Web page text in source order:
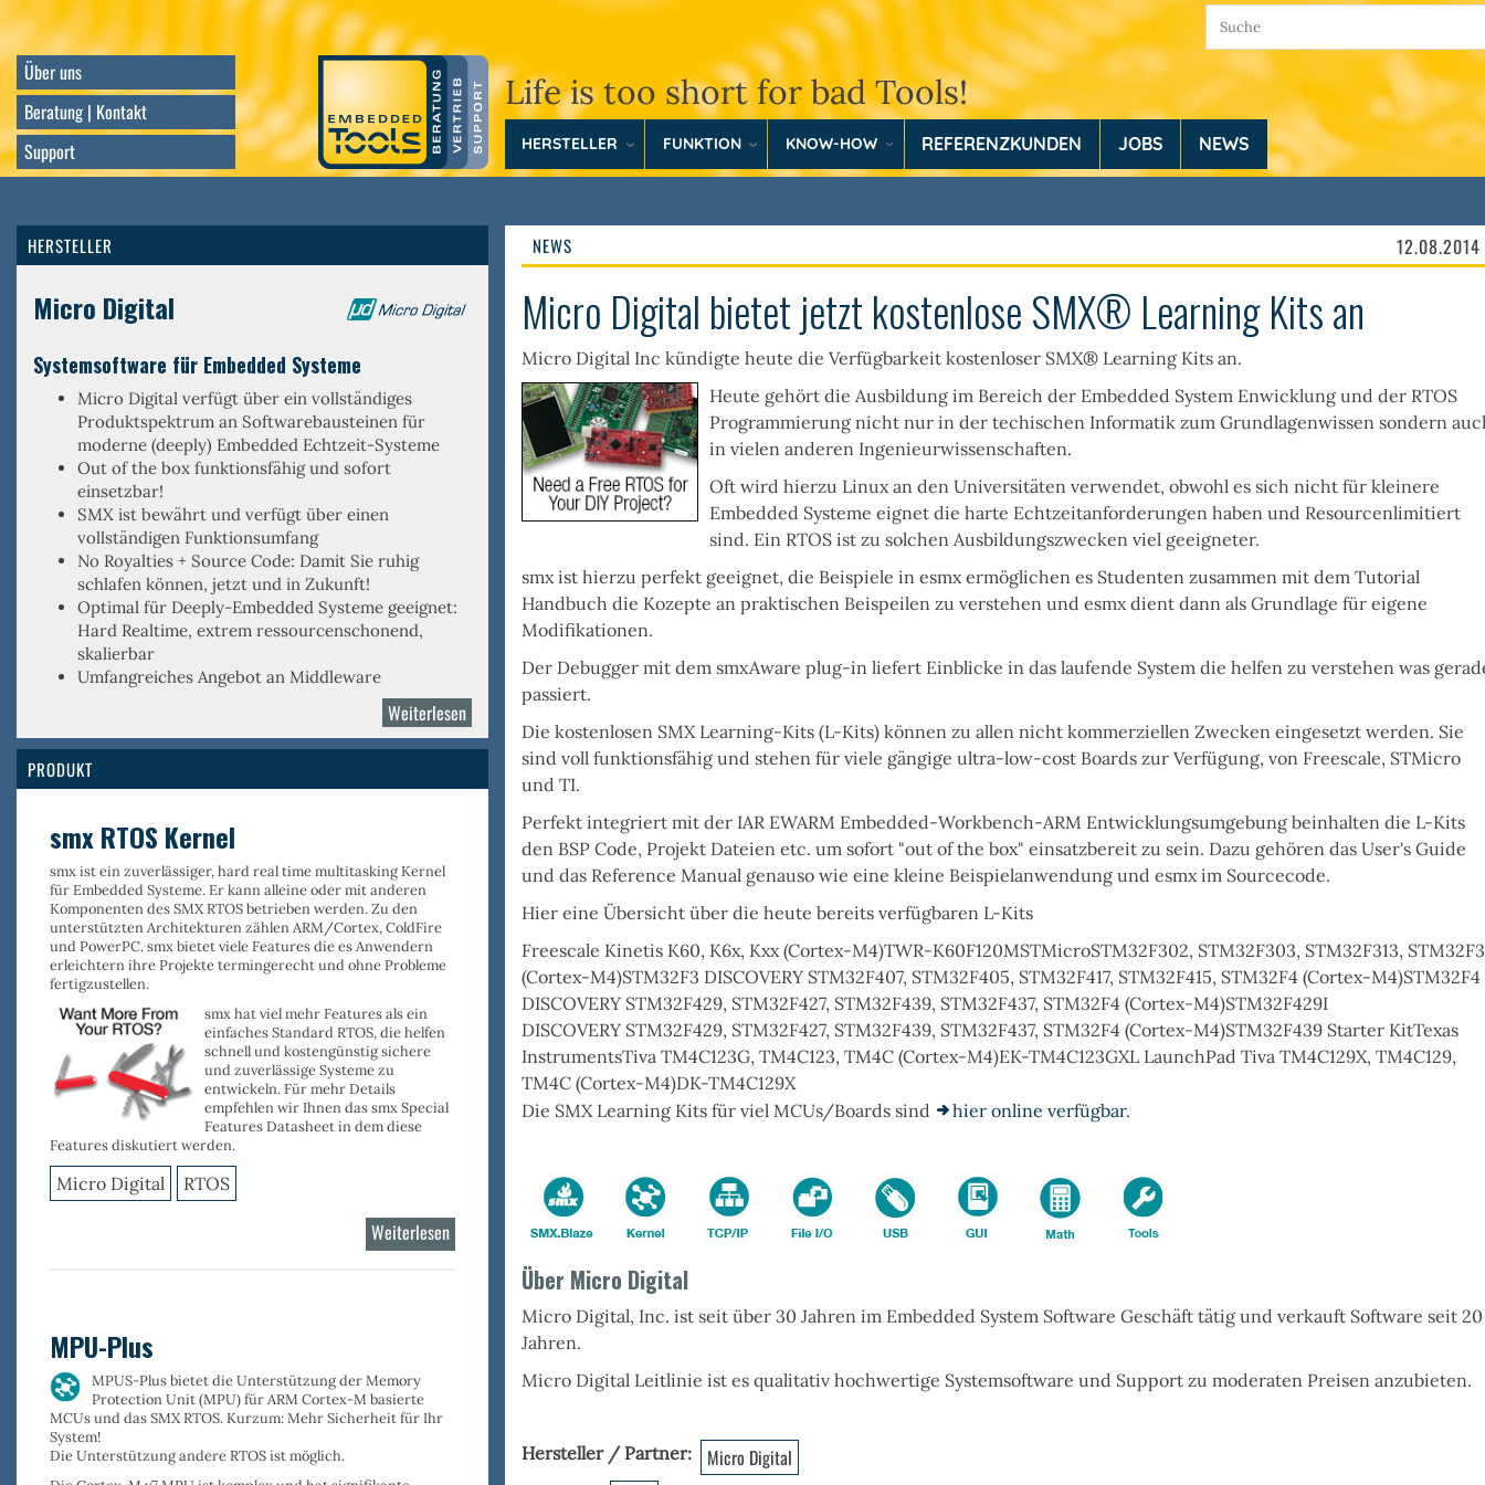
Direkt
InhaltÜber uns
Beratung | Kontakt
Support
Life is too short for bad Tools!
HERSTELLER FUNKTION KNOW-HOW REFERENZKUNDEN JOBS NEWS
HERSTELLER
Micro Digital
Systemsoftware für Embedded Systeme
Micro Digital verfügt über ein vollständiges
Produktspektrum an Softwarebausteinen für
moderne (deeply) Embedded Echtzeit-Systeme
Out of the box funktionsfähig und sofort
einsetzbar!
SMX ist bewährt und verfügt über einen
vollständigen Funktionsumfang
No Royalties + Source Code: Damit Sie ruhig
schlafen können, jetzt und in Zukunft!
Optimal für Deeply-Embedded Systeme geeignet:
Hard Realtime, extrem ressourcenschonend,
skalierbar
Umfangreiches Angebot an Middleware
Weiterlesenüber
Micro
PRODUKT
smx RTOS Kernel
smx ist ein zuverlässiger, hard real time multitasking Kernel
für Embedded Systeme. Er kann alleine oder mit anderen
Komponenten des SMX RTOS betrieben werden. Zu den
unterstützten Architekturen zählen ARM/Cortex, ColdFire
und PowerPC. smx bietet viele Features die es Anwendern
erleichtern ihre Projekte termingerecht und ohne Probleme
fertigzustellen.
smxhat viel mehr Features als ein
einfaches Standard RTOS, die helfen
schnell und kostengünstig sichere
und zuverlässige Systeme zu
entwickeln. Für mehr Details
empfehlen wir Ihnen das smx Special
Features Datasheet in dem diese
Features diskutiert werden.
Micro Digital RTOS
Weiterlesenüber
smx
MPU-Plus
MPUS-Plus bietet die Unterstützung der Memory
Protection Unit (MPU) für ARM Cortex-M basierte
MCUs und das SMX RTOS. Kurzum: Mehr Sicherheit für Ihr
System!
Die Unterstützung andere RTOS ist möglich.
NEWS 12.08.2014
Micro Digital bietet jetzt kostenlose SMX® Learning Kits an
Micro Digital Inc kündigte heute die Verfügbarkeit kostenloser SMX® Learning Kits an.
Heute gehört die Ausbildung im Bereich der Embedded System Enwicklung und der RTOS
Programmierungnicht nur in der techischen Informatik zum Grundlagenwissen sondern
in vielen anderen Ingenieurwissenschaften.
Oft wird hierzu Linux an den Universitäten verwendet, obwohl es sich nicht für kleinere
Embedded Systeme eignet die harte Echtzeitanforderungen haben und Resourcenlimitiert
sind. Ein RTOS ist zu solchen Ausbildungszwecken viel geeigneter.
smx ist hierzu perfekt geeignet, die Beispiele in esmxermöglichen es Studenten zusammen mit dem Tutorial
Handbuch die Kozepte an praktischen Beispeilen zu verstehen und esmx dient dann als Grundlage für eigene
Modifikationen.
Der Debugger mit dem smxAware plug-in liefert Einblicke in das laufende System die helfen zu verstehen was
passiert.
Die kostenlosen SMX Learning-Kits (L-Kits) können zu allen nicht kommerziellen Zwecken eingesetzt werden. Sie
sind voll funktionsfähig und stehen für viele gängige ultra-low-cost Boards zur Verfügung, von Freescale, STMicro
und TI.
Perfekt integriert mit der IAR EWARM Embedded-Workbench-ARM Entwicklungsumgebungbeinhalten die L-Kits
den BSP Code, Projekt Dateien etc. um sofort "out of the box" einsatzbereit zu sein. Dazu gehören das User's Guide
und das Reference Manual genauso wie eine kleine Beispielanwendung und esmx im Sourcecode.
Hier eine Übersicht über die heute bereits verfügbaren L-Kits
Freescale Kinetis K60, K6x, Kxx (Cortex-M4)TWR-K60F120MSTMicroSTM32F302, STM32F303, STM32F313, STM32F3
(Cortex-M4)STM32F3 DISCOVERY STM32F407, STM32F405, STM32F417, STM32F415, STM32F4 (Cortex-M4)STM32F4
DISCOVERY STM32F429, STM32F427, STM32F439, STM32F437, STM32F4 (Cortex-M4)STM32F429I
DISCOVERY STM32F429, STM32F427, STM32F439, STM32F437, STM32F4 (Cortex-M4)STM32F439 Starter KitTexas
InstrumentsTiva TM4C123G, TM4C123, TM4C (Cortex-M4)EK-TM4C123GXL LaunchPad Tiva TM4C129X, TM4C129,
TM4C (Cortex-M4)DK-TM4C129X
Die SMXLearning Kits für viel MCUs/Boards sind hier online verfügbar.
Über Micro Digital
Micro Digital, Inc. ist seit über 30 Jahren im Embedded System Software Geschäft tätig und verkauft Software seit 20
Jahren.
Micro Digital Leitlinie ist es qualitativ hochwertige Systemsoftware und Support zu moderaten Preisen anzubieten.
Hersteller / Partner Micro Digital